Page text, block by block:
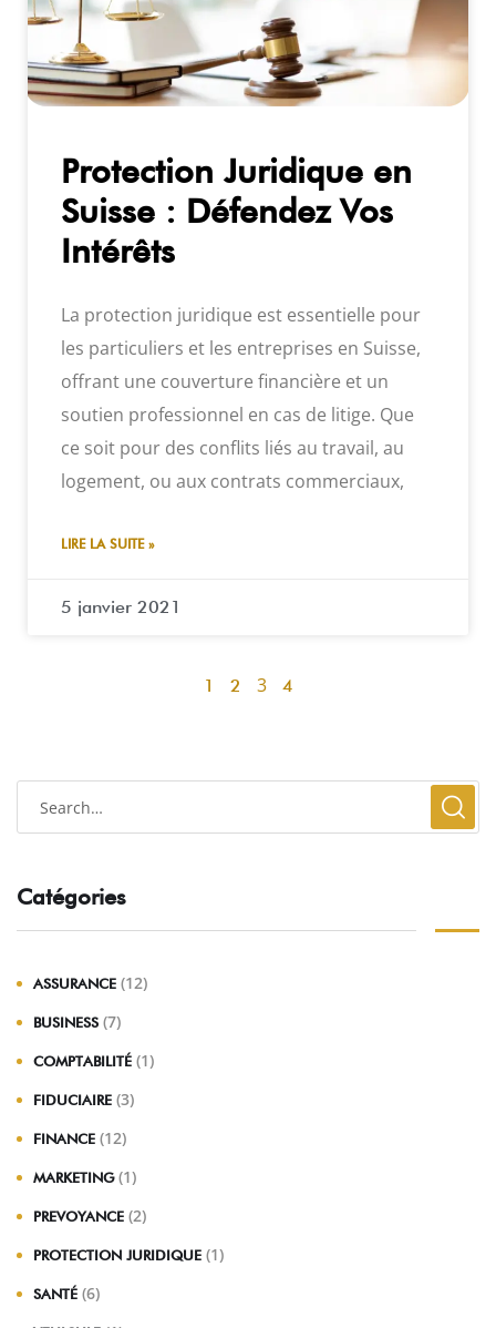
Protection Juridique en
Suisse : Défendez Vos
Intérêts
La protection juridique est essentielle pour
les particuliers et les entreprises en Suisse,
offrant une couverture financière et un
soutien professionnel en cas de litige. Que
ce soit pour des conflits liés au travail, au
logement, ou aux contrats commerciaux,
LIRE LA SUITE »
5 janvier 2021
1 2 3 4
Catégories
ASSURANCE (12)
BUSINESS (7)
COMPTABILITÉ (1)
FIDUCIAIRE (3)
FINANCE (12)
MARKETING (1)
PREVOYANCE (2)
PROTECTION JURIDIQUE (1)
SANTÉ (6)